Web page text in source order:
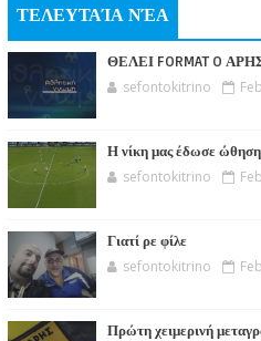
ΤΕΛΕΥΤΑΊΑ ΝΈΑ
ΘΕΛΕΙ FORMAT O
sefontokitrino
Η νίκη μας έδωσε ώθηση
sefontokitrino
Γιατί ρε φίλε
sefontokitrino
Πρώτη χειμερινή